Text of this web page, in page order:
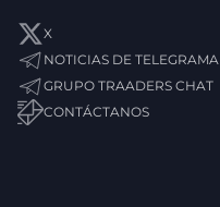
X
NOTICIAS DE TELEGRAMA
GRUPO TRAADERS CHAT
CONTÁCTANOS